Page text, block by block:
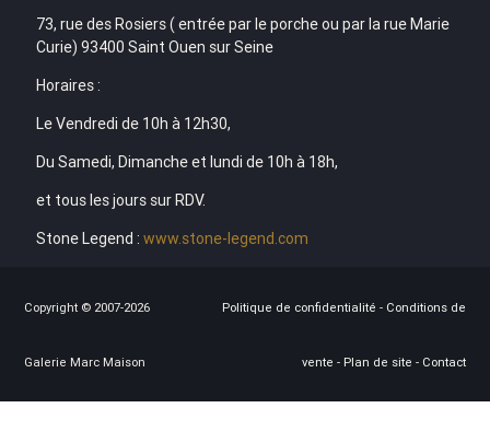
73, rue des Rosiers ( entrée par le porche ou par la rue Marie
Curie) 93400 Saint Ouen sur Seine
Horaires :
Le Vendredi de 10h à 12h30,
Du Samedi, Dimanche et lundi de 10h à 18h,
et tous les jours sur RDV.
Stone Legend : www.stone-legend.com
Copyright © 2007-2026
Galerie Marc Maison
Politique de confidentialité - Conditions de
vente - Plan de site - Contact